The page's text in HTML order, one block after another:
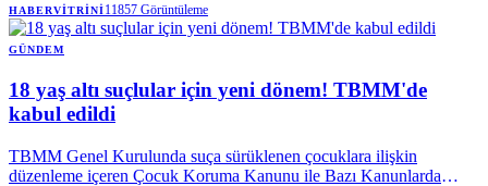
illerde kuvvetli olacak? Kaç gün sürecek? İşte son uyarılar…
HABERVITRINI11857 Görüntüleme
GÜNDEM
18 yaş altı suçlular için yeni dönem! TBMM'de
kabul edildi
TBMM Genel Kurulunda suça sürüklenen çocuklara ilişkin
düzenleme içeren Çocuk Koruma Kanunu ile Bazı Kanunlarda